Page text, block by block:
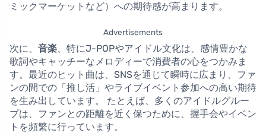
ミックマーケットなど）への期待感が高まります。
Advertisements
次に、 音楽、特にJ-POPやアイドル文化は、感情豊かな
歌詞やキャッチーなメロディーで消費者の心をつかみま
す。最近のヒット曲は、SNSを通じて瞬時に広まり、ファ
ンの間での「推し活」やライブイベント参加への高い期待
を生み出しています。 たとえば、多くのアイドルグルー
プは、ファンとの距離を近く保つために、握手会やイベン
トを頻繁に行っています。